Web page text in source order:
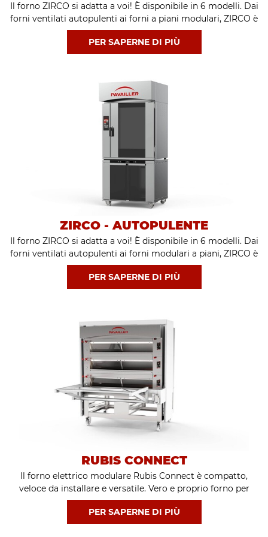
Il forno ZIRCO si adatta a voi! È disponibile in 6 modelli. Dai
forni ventilati autopulenti ai forni a piani modulari, ZIRCO è
in grado di soddisfare ogni esigenza.
PER SAPERNE DI PIÙ
ZIRCO - AUTOPULENTE
Il forno ZIRCO si adatta a voi! È disponibile in 6 modelli. Dai
forni ventilati autopulenti ai forni modulari a piani, ZIRCO è
in grado di soddisfare ogni esigenza. Disponibile a 5, 8 o 10
livelli, ZIRCO può ospitare teglie da 600*400 mm.
PER SAPERNE DI PIÙ
RUBIS CONNECT
Il forno elettrico modulare Rubis Connect è compatto,
veloce da installare e versatile. Vero e proprio forno per
panettieri, pasticceri e pizza, combina alte temperature,
precisione ed efficienza. Diversificate con il forno a piani
Rubis Connect !
PER SAPERNE DI PIÙ